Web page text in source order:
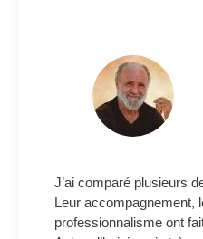
J’ai comparé plusieurs
Leur accompagnement,
professionnalisme ont